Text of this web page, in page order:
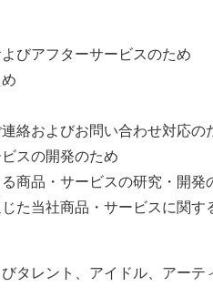
びアフターサービスのため
絡およびお問い合わせ対応の
スの開発のため
商品・サービスの研究・開発
た当社商品・サービスに関す
タレント、アイドル、アー